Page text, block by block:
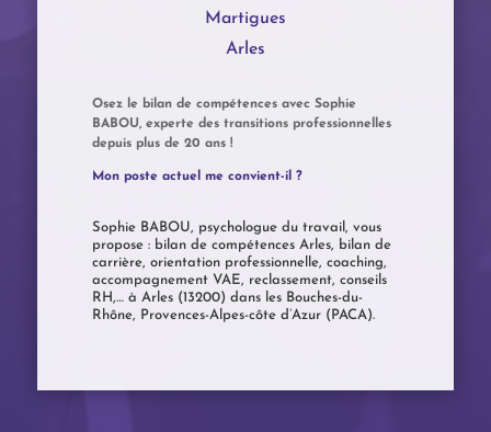
Martigues
Arles
Osez le bilan de compétences avec Sophie
BABOU, experte des transitions professionnelles
depuis plus de 20 ans !
Mon poste actuel me convient-il ?
Sophie BABOU, psychologue du travail, vous
propose : bilan de compétences Arles, bilan de
carrière, orientation professionnelle, coaching,
accompagnement VAE, reclassement, conseils
RH,… à Arles (13200) dans les Bouches-du-
Rhône, Provences-Alpes-côte d’Azur (PACA).